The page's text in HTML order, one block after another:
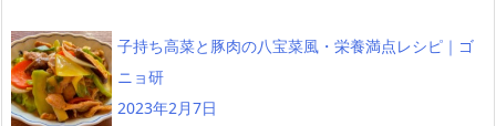
子持ち高菜と豚肉の八宝菜風・栄養満点レシピ｜ゴ
ニョ研
2023年2月7日